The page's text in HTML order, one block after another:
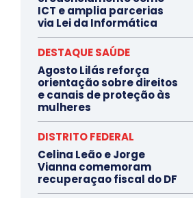
ICT e amplia parcerias
via Lei da Informática
DESTAQUE SAÚDE
Agosto Lilás reforça
orientação sobre direitos
e canais de proteção às
mulheres
DISTRITO FEDERAL
Celina Leão e Jorge
Vianna comemoram
recuperaçao fiscal do DF